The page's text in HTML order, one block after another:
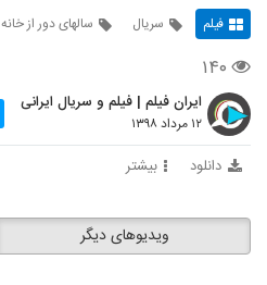
فیلم سریال سالهای دور از خانه
۱۴۰
ایران فیلم | فیلم و سریال ایرانی
۱۲ مرداد ۱۳۹۸
دانلود بیشتر
ویدیوهای دیگر